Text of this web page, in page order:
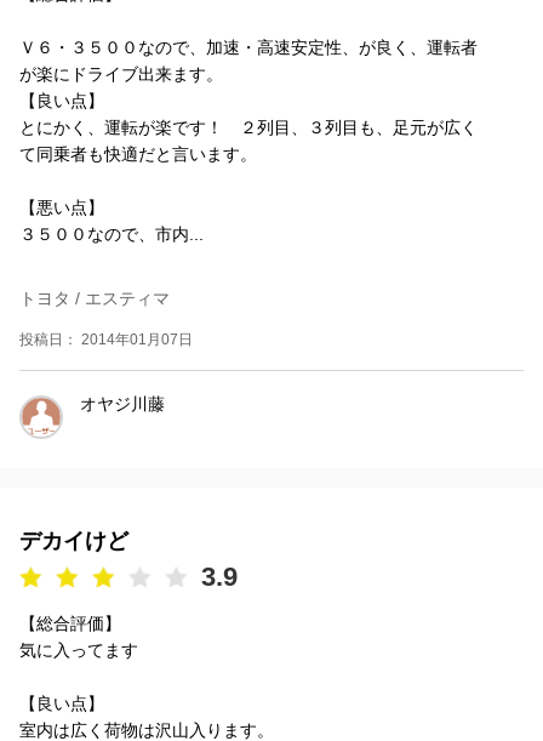
Ｖ６・３５００なので、加速・高速安定性、が良く、運転者
が楽にドライブ出来ます。
【良い点】
とにかく、運転が楽です！ ２列目、３列目も、足元が広く
て同乗者も快適だと言います。
【悪い点】
３５００なので、市内...
トヨタ / エスティマ
投稿日： 2014年01月07日
オヤジ川藤
デカイけど
3.9
【総合評価】
気に入ってます
【良い点】
室内は広く荷物は沢山入ります。